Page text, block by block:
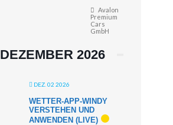
Avalon
Premium
Cars
GmbH
DEZEMBER 2026
DEZ. 02 2026
WETTER-APP-WINDY
VERSTEHEN UND
ANWENDEN (LIVE)